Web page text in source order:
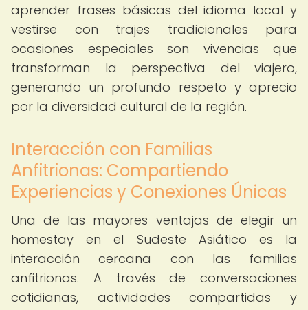
aprender frases básicas del idioma local y
vestirse con trajes tradicionales para
ocasiones especiales son vivencias que
transforman la perspectiva del viajero,
generando un profundo respeto y aprecio
por la diversidad cultural de la región.
Interacción con Familias
Anfitrionas: Compartiendo
Experiencias y Conexiones Únicas
Una de las mayores ventajas de elegir un
homestay en el Sudeste Asiático es la
interacción cercana con las familias
anfitrionas. A través de conversaciones
cotidianas, actividades compartidas y